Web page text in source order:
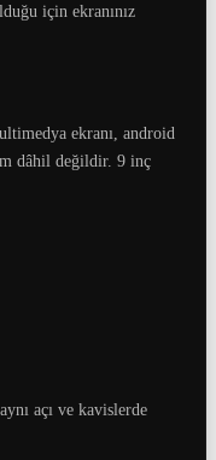
için ekranınız
ekranı, android
dâhil değildir. 9 inç
açı ve kavislerde